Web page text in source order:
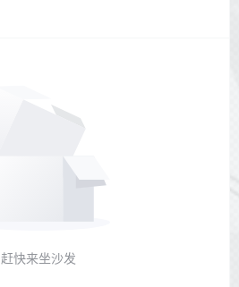
赶快来坐沙发